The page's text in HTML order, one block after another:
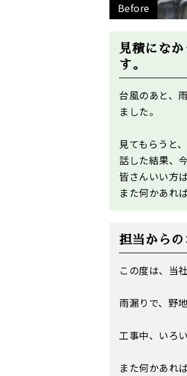
Before
見積にな
す。
台風のあと、
ました。
見てもらうと
話した結果、
皆さんいい方
また何かあれ
担当からの
この度は、当
雨漏りで、野
工事中、いろ
また何かあれ